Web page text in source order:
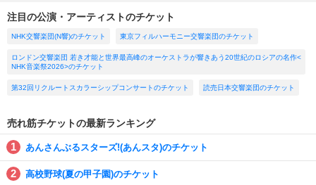
注目の公演・アーティストのチケット
NHK交響楽団(N響)のチケット 東京フィルハーモニー交響楽団のチケット
ロンドン交響楽団 若き才能と世界最高峰のオーケストラが響きあう20世紀のロシアの名作<
NHK音楽祭2026>のチケット
第32回リクルートスカラーシップコンサートのチケット 読売日本交響楽団のチケット
売れ筋チケットの最新ランキング
あんさんぶるスターズ!(あんスタ)のチケット
高校野球(夏の甲子園)のチケット